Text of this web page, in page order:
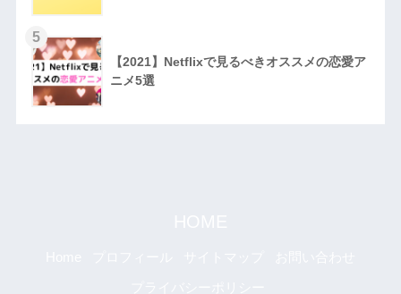
5
【2021】Netflixで見るべきオススメの恋愛ア
ニメ5選